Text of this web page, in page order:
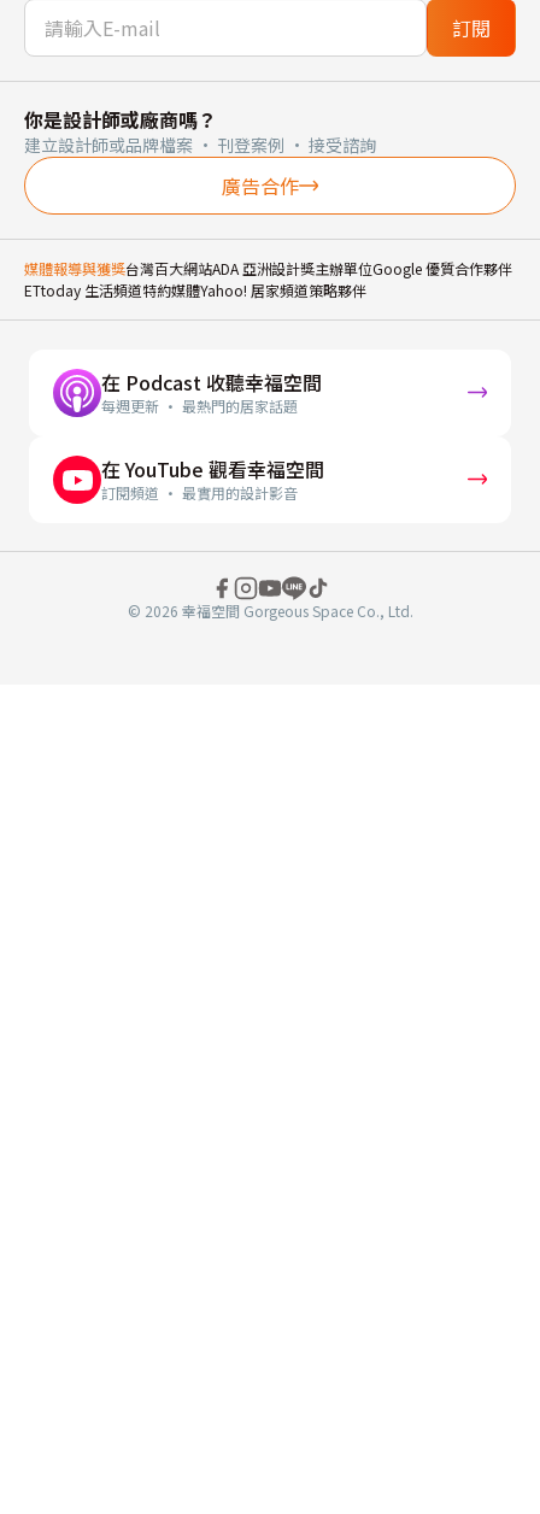
訂閱
你是設計師或廠商嗎？
建立設計師或品牌檔案 · 刊登案例 · 接受諮詢
廣告合作
媒體報導與獲獎台灣百大網站ADA 亞洲設計獎主辦單位Google 優質合作夥伴
ETtoday 生活頻道特約媒體Yahoo! 居家頻道策略夥伴
在 Podcast 收聽幸福空間
每週更新 · 最熱門的居家話題
在 YouTube 觀看幸福空間
訂閱頻道 · 最實用的設計影音
© 2026 幸福空間 Gorgeous Space Co., Ltd.